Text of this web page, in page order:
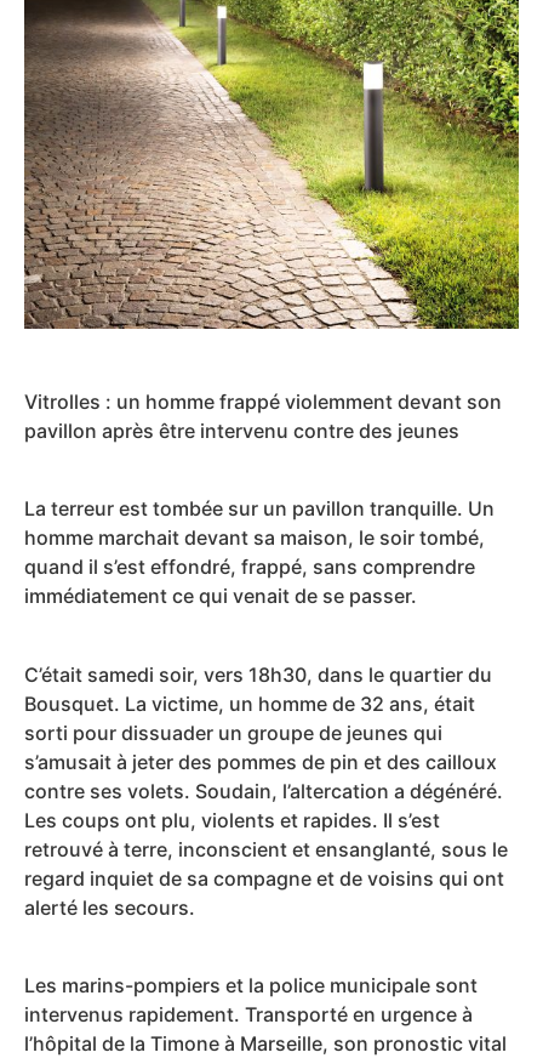
Vitrolles : un homme frappé violemment devant son
pavillon après être intervenu contre des jeunes
La terreur est tombée sur un pavillon tranquille. Un
homme marchait devant sa maison, le soir tombé,
quand il s’est effondré, frappé, sans comprendre
immédiatement ce qui venait de se passer.
C’était samedi soir, vers 18h30, dans le quartier du
Bousquet. La victime, un homme de 32 ans, était
sorti pour dissuader un groupe de jeunes qui
s’amusait à jeter des pommes de pin et des cailloux
contre ses volets. Soudain, l’altercation a dégénéré.
Les coups ont plu, violents et rapides. Il s’est
retrouvé à terre, inconscient et ensanglanté, sous le
regard inquiet de sa compagne et de voisins qui ont
alerté les secours.
Les marins-pompiers et la police municipale sont
intervenus rapidement. Transporté en urgence à
l’hôpital de la Timone à Marseille, son pronostic vital